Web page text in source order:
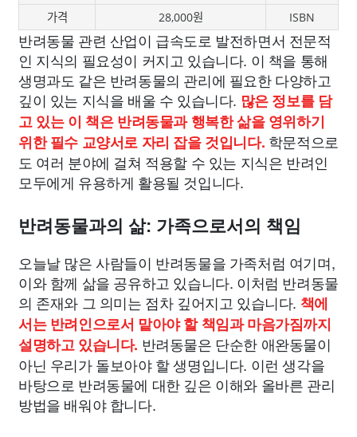
가격
28,000원 ISBN
반려동물 관련 산업이 급속도로 발전하면서 전문적
인 지식의 필요성이 커지고 있습니다. 이 책을 통해
생명과도 같은 반려동물의 관리에 필요한 다양하고
깊이 있는 지식을 배울 수 있습니다. 많은 정보를 담
고 있는 이 책은 반려동물과 행복한 삶을 영위하기
위한 필수 교양서로 자리 잡을 것입니다. 학문적으로
도 여러 분야에 걸쳐 적용할 수 있는 지식은 반려인
모두에게 유용하게 활용될 것입니다.
반려동물과의 삶: 가족으로서의 책임
오늘날 많은 사람들이 반려동물을 가족처럼 여기며,
이와 함께 삶을 공유하고 있습니다. 이처럼 반려동물
의 존재와 그 의미는 점차 깊어지고 있습니다. 책에
서는 반려인으로서 맡아야 할 책임과 마음가짐까지
설명하고 있습니다. 반려동물은 단순한 애완동물이
아닌 우리가 돌보아야 할 생명입니다. 이런 생각을
바탕으로 반려동물에 대한 깊은 이해와 올바른 관리
방법을 배워야 합니다.